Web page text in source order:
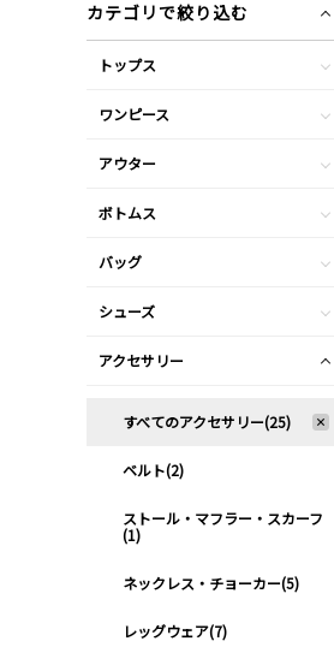
カテゴリで絞り込む
トップス
ワンピース
アウター
ボトムス
バッグ
シューズ
アクセサリー
すべてのアクセサリー(25)
ベルト(2)
ストール・マフラー・スカーフ
(1)
ネックレス・チョーカー(5)
レッグウェア(7)